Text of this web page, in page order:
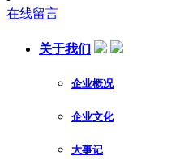
在线留言
关于我们
企业概况
企业文化
大事记